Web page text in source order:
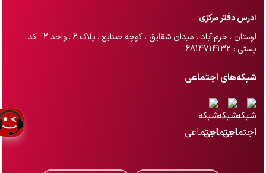
آدرس دفتر مرکزی
لرستان . خرم آباد . میدان شقایق . کوچه صنایع . پلاک 6 . واحد 2 . کد
پستی : 6814714132
شبکه‌های اجتماعی